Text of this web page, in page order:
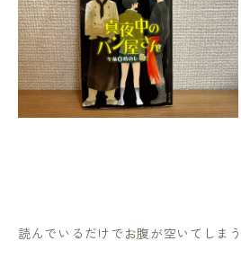
読んでいるだけでお腹が空いてしま